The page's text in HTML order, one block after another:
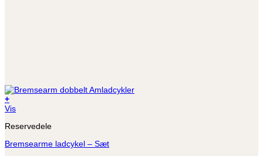
+
Dette
har
varianter.
Vis
Reservedele
Bremsearme ladcykel – Sæt